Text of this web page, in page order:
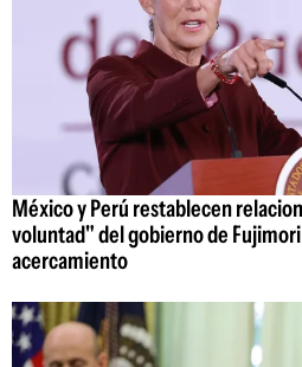
México y Perú restablecen
voluntad" del gobierno de
acercamiento